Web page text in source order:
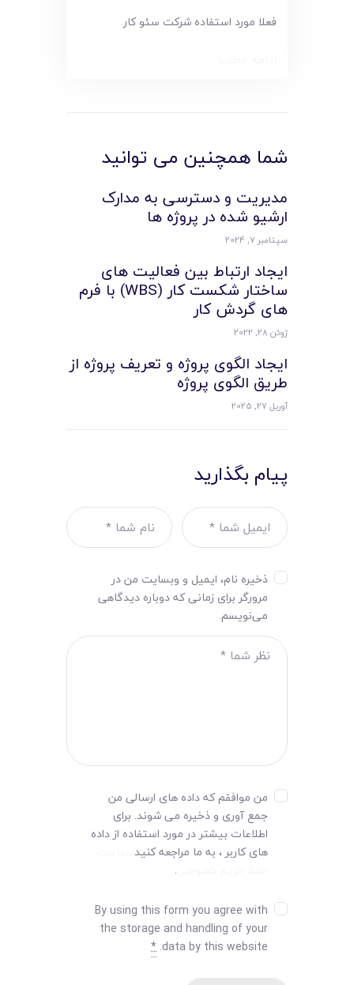
فعلا مورد استفاده شرکت سئو کار
شما همچنین می توانید
مدیریت و دسترسی به مدارک
ارشیو شده در پروژه ها
سپتامبر 7, 2024
ایجاد ارتباط بین فعالیت های
ساختار شکست کار (WBS) با فرم
های گردش کار
ژوئن 28, 2022
ایجاد الگوی پروژه و تعریف پروژه از
طریق الگوی پروژه
آوریل 27, 2025
پیام بگذارید
ذخیره نام، ایمیل و وبسایت من در
مرورگر برای زمانی که دوباره دیدگاهی
می‌نویسم.
من موافقم که داده های ارسالی من
جمع آوری و ذخیره می شوند. برای
اطلاعات بیشتر در مورد استفاده از داده
های کاربر ، به ما مراجعه کنید
.
By using this form you agree with
the storage and handling of your
data by this website.
*